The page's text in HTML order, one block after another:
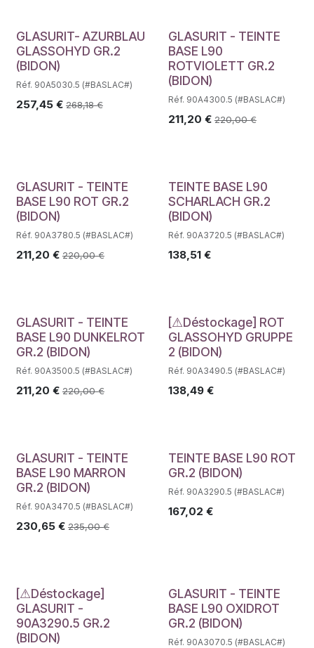
GLASURIT- AZURBLAU
GLASSOHYD GR.2
(BIDON)
Réf. 90A5030.5 (#BASLAC#)
257,45 € 268,18€
GLASURIT - TEINTE
BASE L90
ROTVIOLETT GR.2
(BIDON)
Réf. 90A4300.5 (#BASLAC#)
211,20 € 220,00€
GLASURIT - TEINTE
BASE L90 ROT GR.2
(BIDON)
Réf. 90A3780.5 (#BASLAC#)
211,20 € 220,00€
Déstockage
TEINTE BASE L90
SCHARLACH GR.2
(BIDON)
Réf. 90A3720.5 (#BASLAC#)
138,51€
GLASURIT - TEINTE
BASE L90 DUNKELROT
GR.2 (BIDON)
Réf. 90A3500.5 (#BASLAC#)
211,20 € 220,00€
Déstockage
[⚠Déstockage] ROT
GLASSOHYD GRUPPE
2 (BIDON)
Réf. 90A3490.5 (#BASLAC#)
138,49€
GLASURIT - TEINTE
BASE L90 MARRON
GR.2 (BIDON)
Réf. 90A3470.5 (#BASLAC#)
230,65 € 235,00€
Déstockage
TEINTE BASE L90 ROT
GR.2 (BIDON)
Réf. 90A3290.5 (#BASLAC#)
167,02 €
Déstockage
[⚠Déstockage]
GLASURIT -
90A3290.5 GR.2
(BIDON)
GLASURIT - TEINTE
BASE L90 OXIDROT
GR.2 (BIDON)
Réf. 90A3070.5 (#BASLAC#)